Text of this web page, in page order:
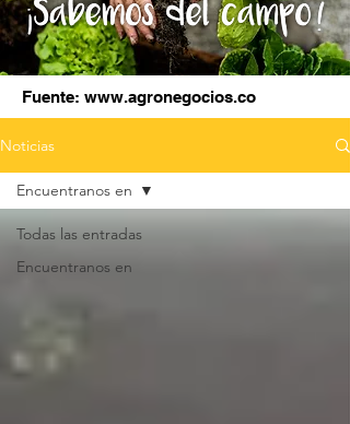
Fuente: www.agronegocios.co
Noticias
Todas las entradas
Encuentranos en
Encuentranos en